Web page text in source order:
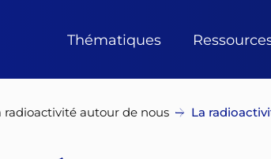
Thématiques
radioactivité autour de nous La